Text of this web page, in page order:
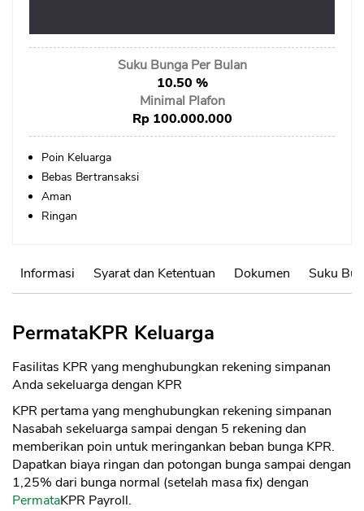
KTA
Pinjaman
Kartu Kredit
KTA
Broker Forex
Bank Digital
Crypto
Assets Crypto
Exchange
Asuransi
Suku Bunga Per Bulan
10.50 %
Minimal Plafon
Rp 100.000.000
Poin Keluarga
Bebas Bertransaksi
Aman
Ringan
Informasi Syarat dan Ketentuan Dokumen Suku
PermataKPR Keluarga
Fasilitas KPR yang menghubungkan rekening simpanan
Anda sekeluarga dengan KPR
KPR pertama yang menghubungkan rekening simpanan
Nasabah sekeluarga sampai dengan 5 rekening dan
memberikan poin untuk meringankan beban bunga KPR.
Dapatkan biaya ringan dan potongan bunga sampai dengan
1,25% dari bunga normal (setelah masa fix) dengan
PermataKPR Payroll.